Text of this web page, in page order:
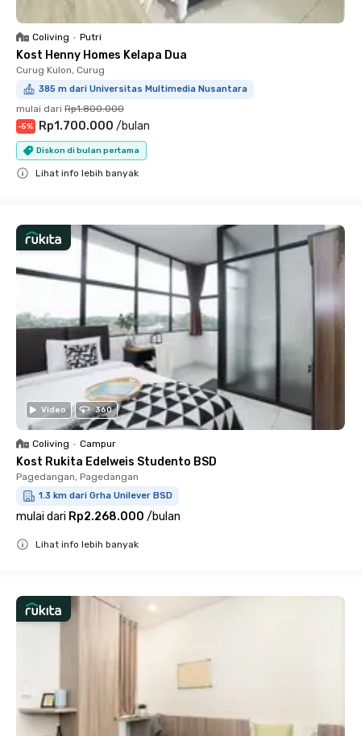
Coliving • Putri
Kost Henny Homes Kelapa Dua
Curug Kulon, Curug
385 m dari Universitas Multimedia Nusantara
mulai dari Rp1.800.000
-5% Rp1.700.000 /bulan
Diskon di bulan pertama
Lihat info lebih banyak
Video 360
Coliving • Campur
Kost Rukita Edelweis Studento BSD
Pagedangan, Pagedangan
1.3 km dari Grha Unilever BSD
mulai dari Rp2.268.000 /bulan
Lihat info lebih banyak